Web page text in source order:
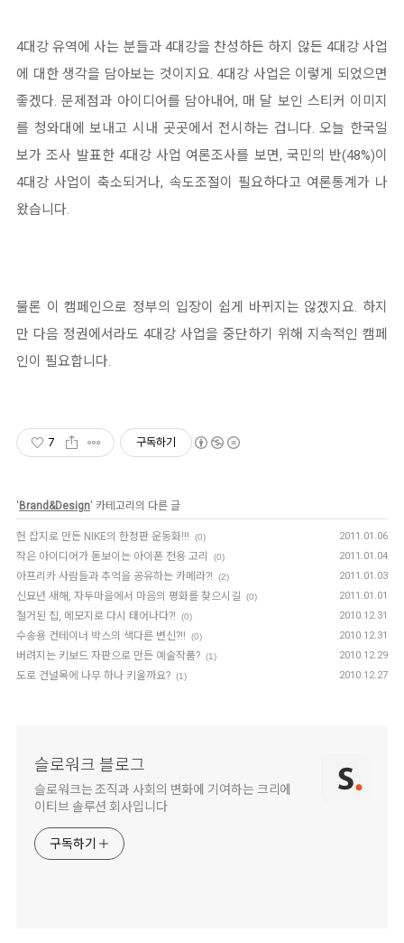
4대강 유역에 사는 분들과 4대강을 찬성하든 하지 않든 4대강 사업
에 대한 생각을 담아보는 것이지요. 4대강 사업은 이렇게 되었으면
좋겠다. 문제점과 아이디어를 담아내어, 매 달 보인 스티커 이미지
를 청와대에 보내고 시내 곳곳에서 전시하는 겁니다. 오늘 한국일
보가 조사 발표한 4대강 사업 여론조사를 보면, 국민의 반(48%)이
4대강 사업이 축소되거나, 속도조절이 필요하다고 여론통계가 나
왔습니다.
물론 이 캠페인으로 정부의 입장이 쉽게 바뀌지는 않겠지요. 하지
만 다음 정권에서라도 4대강 사업을 중단하기 위해 지속적인 캠페
인이 필요합니다.
7 구독하기
' Brand&Design' 카테고리의 다른 글
헌 잡지로 만든 NIKE의 한정판 운동화!!! (0) 2011.01.06
작은 아이디어가 돋보이는 아이폰 전용 고리 (0) 2011.01.04
아프리카 사람들과 추억을 공유하는 카메라?! (2) 2011.01.03
신묘년 새해, 자두마을에서 마음의 평화를 찾으시길 (0) 2011.01.01
철거된 집, 메모지로 다시 태어나다?! (0) 2010.12.31
수송용 컨테이너 박스의 색다른 변신?!! (0) 2010.12.31
버려지는 키보드 자판으로 만든 예술작품? (1) 2010.12.29
도로 건널목에 나무 하나 키울까요? (1) 2010.12.27
슬로워크 블로그
슬로워크는 조직과 사회의 변화에 기여하는 크리에
이티브 솔루션 회사입니다
구독하기